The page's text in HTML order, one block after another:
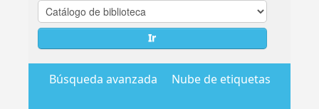
Ir
Búsqueda avanzada Nube de etiquetas